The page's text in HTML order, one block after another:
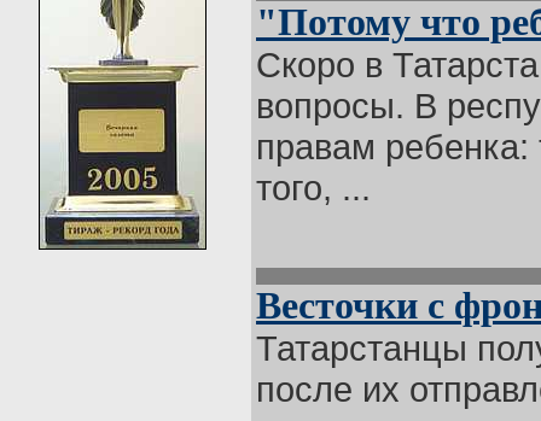
"Потому что
Скоро в
вопросы. В
правам ребенка:
того, ...
Весточки с
Татарстанцы
после их